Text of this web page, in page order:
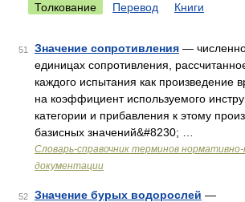
Толкование Перевод Книги
51 Значение сопротивления —
единицах сопротивления,
каждого испытания как произведение
на коэффициент используемого
категории и прибавления к этому
базисных значений&#8230; …
Словарь-справочник терминов
документации
52 Значение бурых водорослей —